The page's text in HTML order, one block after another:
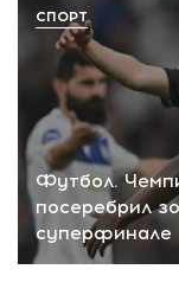
Футбол.
посеребрил
суперфинале
СПОРТ